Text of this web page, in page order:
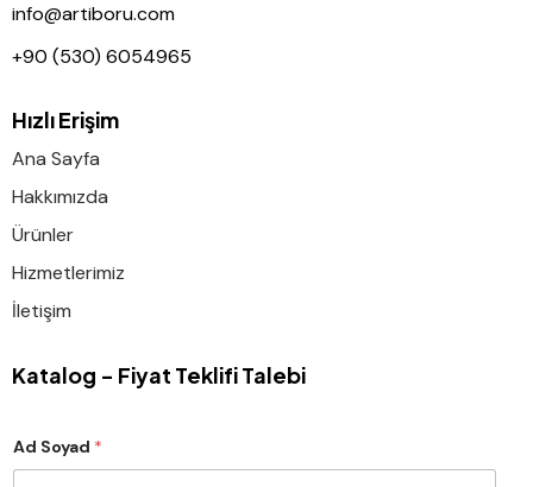
info@artiboru.com
+90 (530) 6054965
Hızlı Erişim
Ana Sayfa
Hakkımızda
Ürünler
Hizmetlerimiz
İletişim
Katalog - Fiyat Teklifi Talebi
Ad Soyad *